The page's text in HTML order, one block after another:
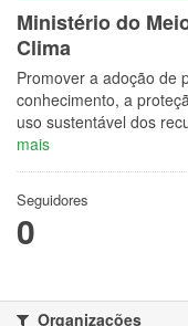
Ministério do
Clima
Promover a adoção de
conhecimento, a
uso sustentável dos
mais
Seguidores
0
Organizações